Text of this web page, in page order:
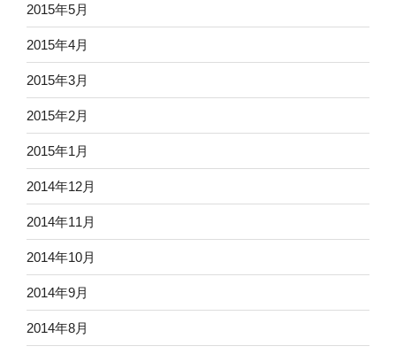
2015年5月
2015年4月
2015年3月
2015年2月
2015年1月
2014年12月
2014年11月
2014年10月
2014年9月
2014年8月